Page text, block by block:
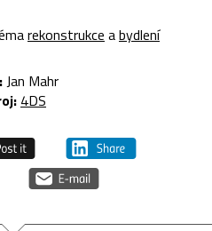
rekonstrukce abydlení
Jan Mahr
4DS